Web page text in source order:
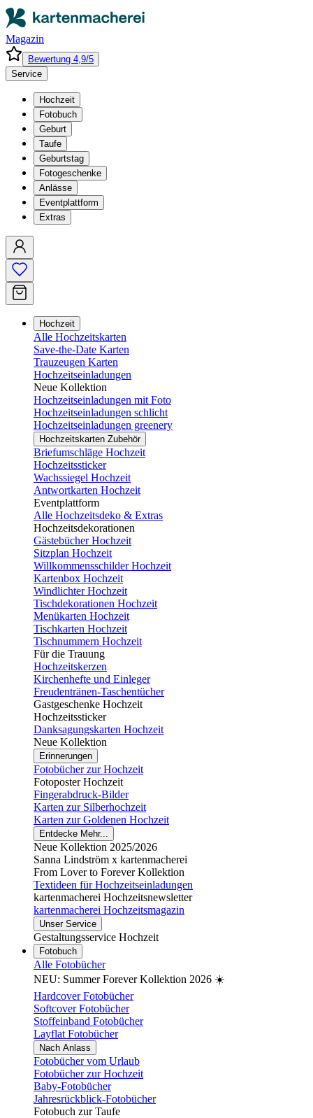
Magazin
Bewertung 4,9/5
Service
Hochzeit
Fotobuch
Geburt
Taufe
Geburtstag
Fotogeschenke
Anlässe
Eventplattform
Extras
Hochzeit
Alle Hochzeitskarten
Save-the-Date Karten
Trauzeugen Karten
Hochzeitseinladungen
Neue Kollektion
Hochzeitseinladungen mit Foto
Hochzeitseinladungen schlicht
Hochzeitseinladungen greenery
Hochzeitskarten Zubehör
Briefumschläge Hochzeit
Hochzeitssticker
Wachssiegel Hochzeit
Antwortkarten Hochzeit
Eventplattform
Alle Hochzeitsdeko & Extras
Hochzeitsdekorationen
Gästebücher Hochzeit
Sitzplan Hochzeit
Willkommensschilder Hochzeit
Kartenbox Hochzeit
Windlichter Hochzeit
Tischdekorationen Hochzeit
Menükarten Hochzeit
Tischkarten Hochzeit
Tischnummern Hochzeit
Für die Trauung
Hochzeitskerzen
Kirchenhefte und Einleger
Freudentränen-Taschentücher
Gastgeschenke Hochzeit
Hochzeitssticker
Danksagungskarten Hochzeit
Neue Kollektion
Erinnerungen
Fotobücher zur Hochzeit
Fotoposter Hochzeit
Fingerabdruck-Bilder
Karten zur Silberhochzeit
Karten zur Goldenen Hochzeit
Entdecke Mehr...
Neue Kollektion 2025/2026
Sanna Lindström x kartenmacherei
From Lover to Forever Kollektion
Textideen für Hochzeitseinladungen
kartenmacherei Hochzeitsnewsletter
kartenmacherei Hochzeitsmagazin
Unser Service
Gestaltungsservice Hochzeit
Fotobuch
Alle Fotobücher
NEU: Summer Forever Kollektion 2026 ☀️
Hardcover Fotobücher
Softcover Fotobücher
Stoffeinband Fotobücher
Layflat Fotobücher
Nach Anlass
Fotobücher vom Urlaub
Fotobücher zur Hochzeit
Baby-Fotobücher
Jahresrückblick-Fotobücher
Fotobuch zur Taufe